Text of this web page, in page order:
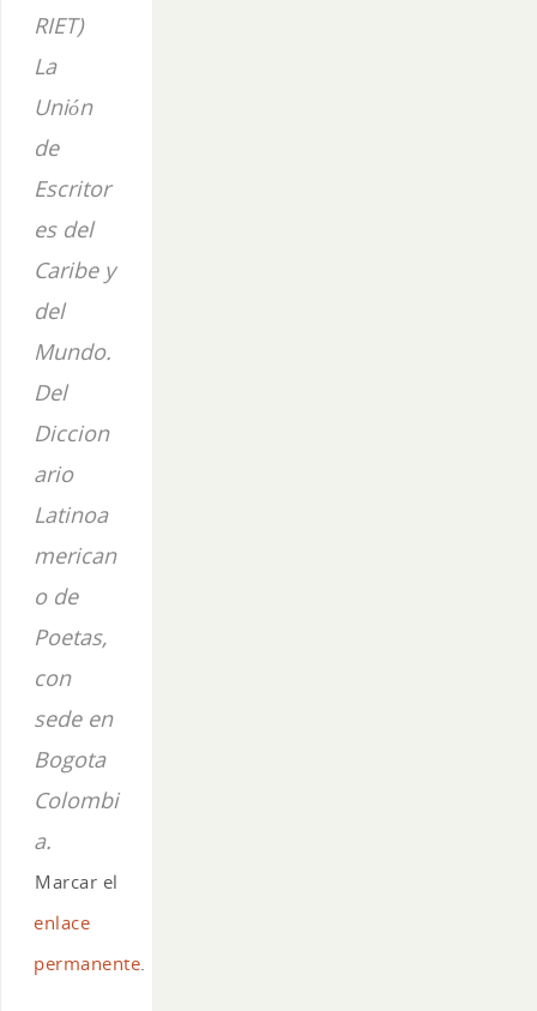
RIET)
La
Unión
de
Escritor
es del
Caribe y
del
Mundo.
Del
Diccion
ario
Latinoa
merican
o de
Poetas,
con
sede en
Bogota
Colombi
a.
Marcar el
enlace
permanente